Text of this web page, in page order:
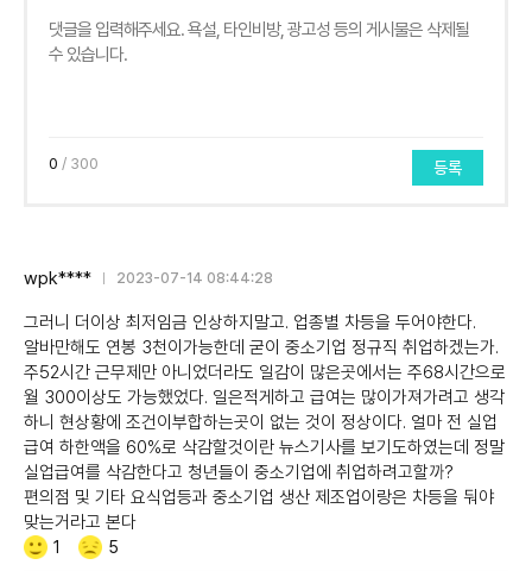
0 / 300 등록
wpk**** 2023-07-14 08:44:28
그러니 더이상 최저임금 인상하지말고. 업종별 차등을 두어야한다.
알바만해도 연봉 3천이가능한데 굳이 중소기업 정규직 취업하겠는가.
주52시간 근무제만 아니었더라도 일감이 많은곳에서는 주68시간으로
월 300이상도 가능했었다. 일은적게하고 급여는 많이가져가려고 생각
하니 현상황에 조건이부합하는곳이 없는 것이 정상이다. 얼마 전 실업
급여 하한액을 60%로 삭감할것이란 뉴스기사를 보기도하였는데 정말
실업급여를 삭감한다고 청년들이 중소기업에 취업하려고할까?
편의점 및 기타 요식업등과 중소기업 생산 제조업이랑은 차등을 둬야
맞는거라고 본다
Like/Dislike
공
1
비
5